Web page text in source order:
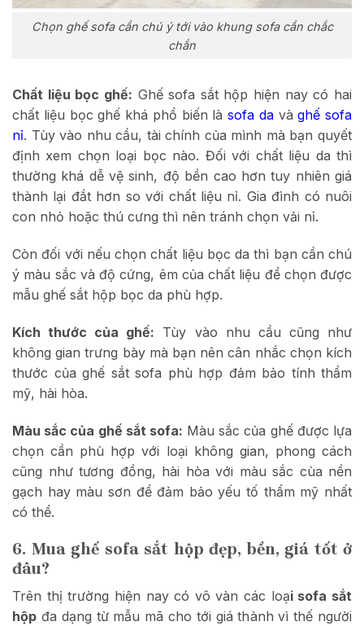
Chọn ghế sofa cần chú ý tới vào khung sofa cần chắc
chắn
Chất liệu bọc ghế: Ghế sofa sắt hộp hiện nay có hai
chất liệu bọc ghế khá phổ biến là sofa da vàghế sofa
nỉ. Tùy vào nhu cầu, tài chính của mình mà bạn quyết
định xem chọn loại bọc nào. Đối với chất liệu da thì
thường khá dễ vệ sinh, độ bền cao hơn tuy nhiên giá
thành lại đắt hơn so với chất liệu nỉ. Gia đình có nuôi
con nhỏ hoặc thú cưng thì nên tránh chọn vải nỉ.
Còn đối với nếu chọn chất liệu bọc da thì bạn cần chú
ý màu sắc và độ cứng, êm của chất liệu để chọn được
mẫu ghế sắt hộp bọc da phù hợp.
Kích thước của ghế: Tùy vào nhu cầu cũng như
không gian trưng bày mà bạn nên cân nhắc chọn kích
thước của ghế sắt sofa phù hợp đảm bảo tính thẩm
mỹ, hài hòa.
Màu sắc của ghế sắt sofa: Màu sắc của ghế được lựa
chọn cần phù hợp với loại không gian, phong cách
cũng như tương đồng, hài hòa với màu sắc cùa nền
gạch hay màu sơn để đảm bảo yếu tố thẩm mỹ nhất
có thể.
6. Mua ghế sofa sắt hộp đẹp, bền, giá tốt ở
đâu?
Trên thị trường hiện nay có vô vàn các loại sofa sắt
hộp đa dạng từ mẫu mã cho tới giá thành vì thế người